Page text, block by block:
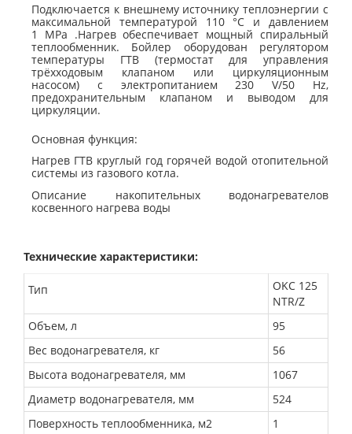
Подключается к внешнему источнику теплоэнергии с
максимальной температурой 110 °C и давлением
1 MPa .Нагрев обеспечивает мощный спиральный
теплообменник. Бойлер оборудован регулятором
температуры ГТВ (термостат для управления
трёхходовым клапаном или циркуляционным
насосом) с электропитанием 230 V/50 Hz,
предохранительным клапаном и выводом для
циркуляции.
Основная функция:
Нагрев ГТВ круглый год горячей водой отопительной
системы из газового котла.
Описание накопительных водонагревателов
косвенного нагрева воды
Технические характеристики:
Тип
OKC 125
NTR/Z
Объем, л
95
Вес водонагревателя, кг
56
Высота водонагревателя, мм
1067
Диаметр водонагревателя, мм
524
Поверхность теплообменника, м2
1